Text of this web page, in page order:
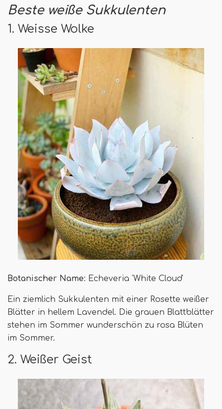
Beste weiße Sukkulenten
1. Weisse Wolke
Botanischer Name: Echeveria 'White Cloud'
Ein ziemlich Sukkulenten mit einer Rosette weißer
Blätter in hellem Lavendel. Die grauen Blattblätter
stehen im Sommer wunderschön zu rosa Blüten
im Sommer.
2. Weißer Geist